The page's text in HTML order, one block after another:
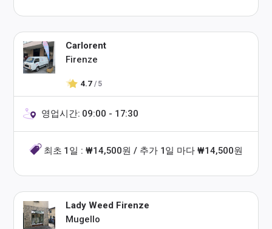
Carlorent
Firenze
4.7 / 5
영업시간: 09:00 - 17:30
최초 1일 : ₩14,500원 / 추가 1일 마다 ₩14,500원
Lady Weed Firenze
Mugello